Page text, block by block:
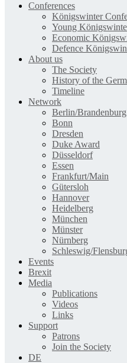
Conferences
Königswinter
Young
Economic
Defence
About us
The Society
History of the
Timeline
Network
Berlin/Brandenburg
Bonn
Dresden
Duke Award
Düsseldorf
Essen
Frankfurt/Main
Gütersloh
Hannover
Heidelberg
München
Münster
Nürnberg
Schleswig/
Events
Brexit
Media
Publications
Videos
Links
Support
Patrons
Join the Society
DE